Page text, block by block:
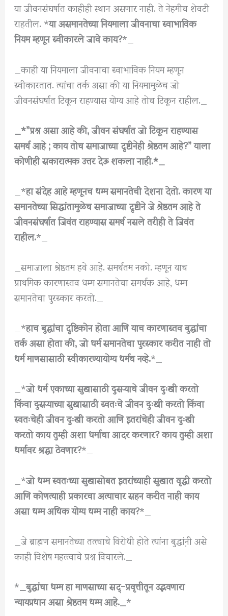
या जीवनसंघर्षात काहीही स्थान असणार नाही. ते नेहमीच शेवटी
राहतील. *या असमानतेच्या नियमाला जीवनाचा स्वाभाविक
नियम म्हणून स्वीकारले जावे काय?*_
_काही या नियमाला जीवनाचा स्वाभाविक नियम म्हणून
स्वीकारतात. त्यांचा तर्क असा की या नियमामुळेच जो
जीवनसंघर्षात टिकून राहण्यास योग्य आहे तोच टिकून राहील._
_*”प्रश्न असा आहे की, जीवन संघर्षात जो टिकून राहण्यास
समर्थ आहे ; काय तोच समाजाच्या दृष्टीनेही श्रेष्ठतम आहे?” याला
कोणीही सकारात्मक उत्तर देऊ शकला नाही.*_
_*हा संदेह आहे म्हणूनच धम्म समानतेची देशना देतो. कारण या
समानतेच्या सिद्धांतामुळेच समाजाच्या दृष्टीने जे श्रेष्ठतम आहे ते
जीवनसंघर्षात जिवंत राहण्यास समर्थ नसले तरीही ते जिवंत
राहील.*_
_समाजाला श्रेष्ठतम हवे आहे. समर्थतम नको. म्हणून याच
प्राथमिक कारणास्तव धम्म समानतेचा समर्थक आहे, धम्म
समानतेचा पुरस्कार करतो._
_*हाच बुद्धांचा दृष्टिकोन होता आणि याच कारणास्तव बुद्धांचा
तर्क असा होता की, जो धर्म समानतेचा पुरस्कार करीत नाही तो
धर्म माणसासाठी स्वीकारण्यायोग्य धर्मच नव्हे.*_
_*जो धर्म एकाच्या सुखासाठी दुसऱ्याचे जीवन दुःखी करतो
किंवा दुसऱ्याच्या सुखासाठी स्वतःचे जीवन दुःखी करतो किंवा
स्वतःचेही जीवन दुःखी करतो आणि इतरांचेही जीवन दुःखी
करतो काय तुम्ही अशा धर्माचा आदर करणार? काय तुम्ही अशा
धर्मावर श्रद्धा ठेवणार?*_
_*जो धम्म स्वतःच्या सुखासोबत इतरांच्याही सुखात वृद्धी करतो
आणि कोणत्याही प्रकारचा अत्याचार सहन करीत नाही काय
असा धम्म अधिक योग्य धम्म नाही काय?*_
_जे ब्राह्मण समानतेच्या तत्त्वाचे विरोधी होते त्यांना बुद्धा़ंनी असे
काही विशेष महत्त्वाचे प्रश्न विचारले._
*_बुद्धांचा धम्म हा माणसाच्या सद्-प्रवृत्तीतून उद्भवणारा
न्यायप्रधान असा श्रेष्ठतम धम्म आहे._*